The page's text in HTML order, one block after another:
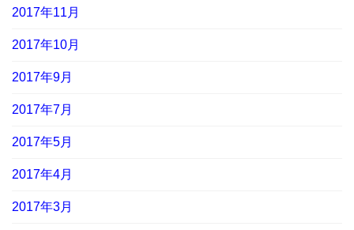
2017年11月
2017年10月
2017年9月
2017年7月
2017年5月
2017年4月
2017年3月